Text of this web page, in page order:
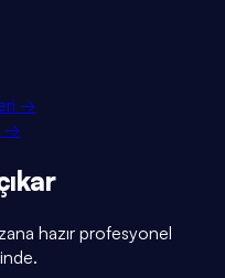
→
→
hazır profesyonel